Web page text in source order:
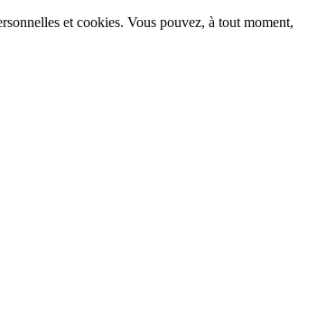
et cookies. Vous pouvez, à tout moment,